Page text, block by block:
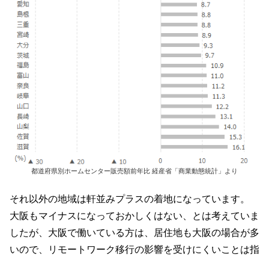
都道府県別ホームセンター販売額前年比 経産省「商業動態統計」より
それ以外の地域は軒並みプラスの着地になっています。
大阪もマイナスになっておかしくはない、とは考えていま
したが、大阪で働いている方は、居住地も大阪の場合が多
いので、リモートワーク移行の影響を受けにくいことは指